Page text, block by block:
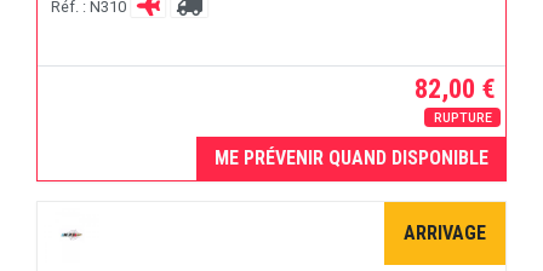
Réf. : N310
82,00 €
RUPTURE
ME PRÉVENIR QUAND DISPONIBLE
ARRIVAGE